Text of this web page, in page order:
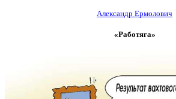
Александр Ермолович
«Работяга»